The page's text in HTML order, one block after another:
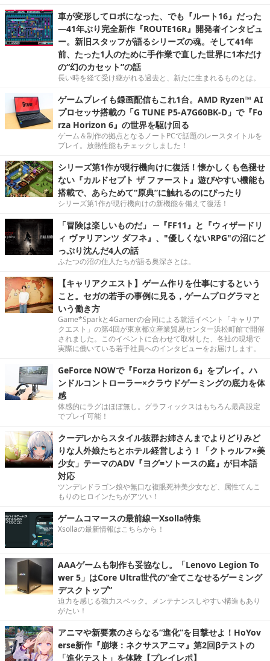
車が変形してロボになった、でも『ルート16』だった
―41年ぶり完全新作『ROUTE16R』開発者インタビュ
ー。新旧スタッフが語るシリーズの魂。そして41年
前、たった1人のために手作業で直した世界に1本だけ
の“幻のカセット”の話
長い時を経て受け継がれる過去と、新たに生まれるものとは。
ゲームプレイも録画配信もこれ1台。AMD Ryzen™ AI
プロセッサ搭載の「G TUNE P5-A7G60BK-D」で『Fo
rza Horizon 6』の世界を駆け回る
ゲーム＆制作の拠点となるノートPCで話題のレースタイトルを
プレイ。放熱性能もチェックしました！
シリーズ第1作が現行機向けに復活！懐かしくも色褪せ
ない『カルドセプト ザ ファースト』遊びやすい機能も
搭載で、あらためて“原典”に触れるのにぴったり
シリーズ第1作が現行機向けの新機能を備えて復活！
「冒険は楽しいものだ」 ─『FF11』と『ウィザードリ
ィ ヴァリアンツ ダフネ』、"優しくないRPG"の沼にど
っぷり沈んだ4人の話
ふたつの沼の住人たちが語る奥深さとは。
【キャリアクエスト】ゲーム作りを仕事にするという
こと。セガの若手の事例に見る，ゲームプログラマと
いう働き方
Game*Sparkと4Gamerの合同による就活イベント「キャリア
クエスト」の第4回が東京都立産業貿易センター浜松町館で開催
されました。このイベントに合わせて取材した、各社の現場で
実際に働いている若手社員へのインタビューをお届けします。
GeForce NOWで『Forza Horizon 6』をプレイ。ハ
ンドルコントローラー×クラウドゲーミングの底力を体
感
体感的にラグはほぼ無し。グラフィックスはもちろん最高設定
でプレイ可能！
クーデレからスタイル抜群お姉さんまでよりどりみど
りな人外娘たちとホテル経営しよう！「クトゥルフ×美
少女」テーマのADV『ヨグ=ソトースの庭』が日本語
対応
ツンデレドラゴン娘や無口な複眼死神美少女など、属性てんこ
もりのヒロインたちがアツい！
ゲームコマースの最前線ーXsolla特集
Xsollaの最新情報はこちらから！
AAAゲームも制作も妥協なし。「Lenovo Legion To
wer 5」はCore Ultra世代の“全てこなせるゲーミング
デスクトップ”
迫力を感じる強力スペック。メンテナンスしやすい構造もあり
がたい！
アニマや新要素のさらなる“進化”を目撃せよ！HoYov
erse新作『崩壊：ネクサスアニマ』第2回βテストの
「進化テスト」を体験【プレイレポ】